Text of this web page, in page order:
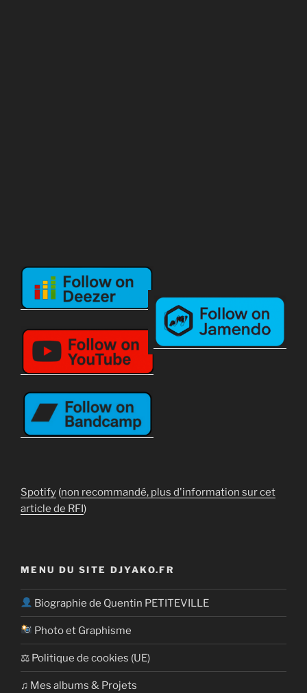
Spotify (non recommandé, plus d'information sur cet
article de RFI )
MENU DU SITE DJYAKO.FR
Biographie de Quentin PETITEVILLE
Photo et Graphisme
⚖ Politique de cookies (UE)
​​♫ Mes albums & Projets